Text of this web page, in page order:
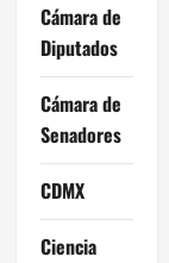
Cámara de
Diputados
Cámara de
Senadores
CDMX
Ciencia